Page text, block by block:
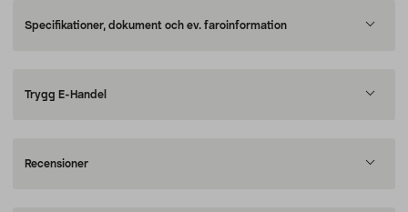
Specifikationer, dokument och ev. faroinformation
Trygg E-Handel
Recensioner